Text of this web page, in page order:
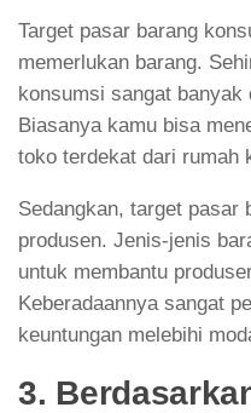
Target pasar barang
memerlukan barang.
konsumsi sangat banyak
Biasanya kamu bisa
toko terdekat dari rumah
Sedangkan, target pasar
produsen. Jenis-jenis
untuk membantu
Keberadaannya sangat
keuntungan melebihi
3.